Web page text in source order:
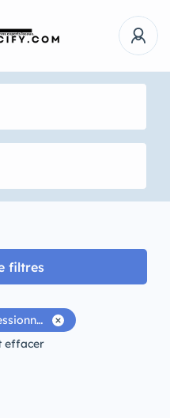
filtres
Commerce & Services Professionnels
effacer